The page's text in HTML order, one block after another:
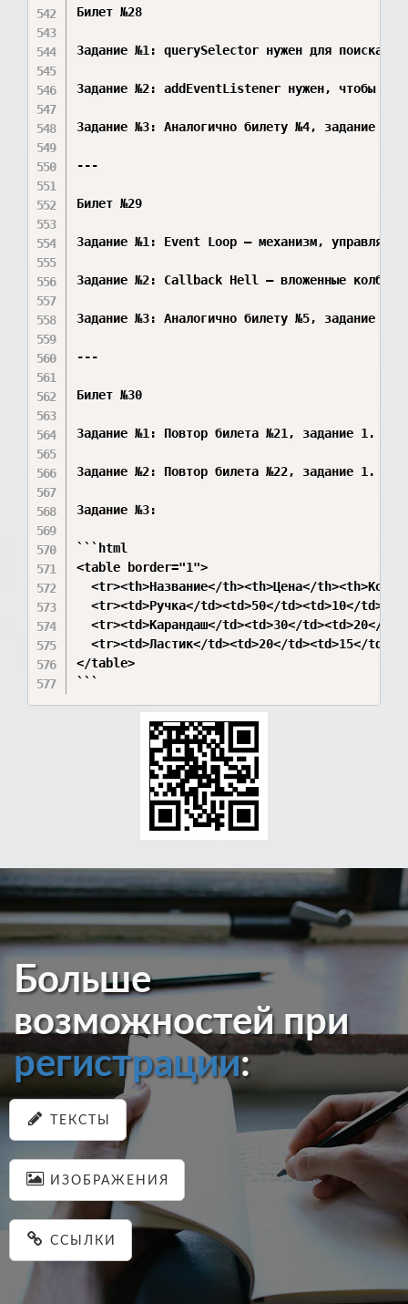
Больше
возможностей при
регистрации:
ТЕКСТЫ
ИЗОБРАЖЕНИЯ
ССЫЛКИ